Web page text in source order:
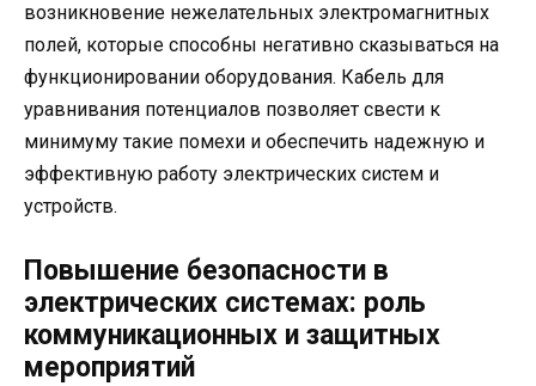
возникновение нежелательных электромагнитных
полей, которые способны негативно сказываться на
функционировании оборудования. Кабель для
уравнивания потенциалов позволяет свести к
минимуму такие помехи и обеспечить надежную и
эффективную работу электрических систем и
устройств.
Повышение безопасности в
электрических системах: роль
коммуникационных и защитных
мероприятий